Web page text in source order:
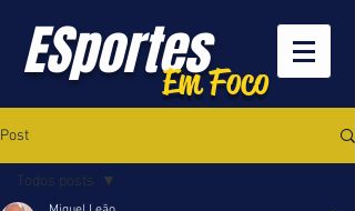
ESportesEm Foco
Post
Todos posts